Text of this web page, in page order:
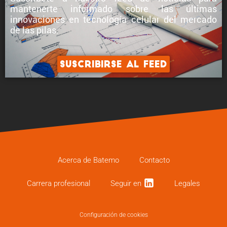
mantenerte informado sobrelas últimas
innovaciones en tecnología celulardel mercado
de las pilas.
Suscribirse al feed
Acerca de Batemo Contacto
Carrera profe­sional Seguir en Legales
Configuración de cookies